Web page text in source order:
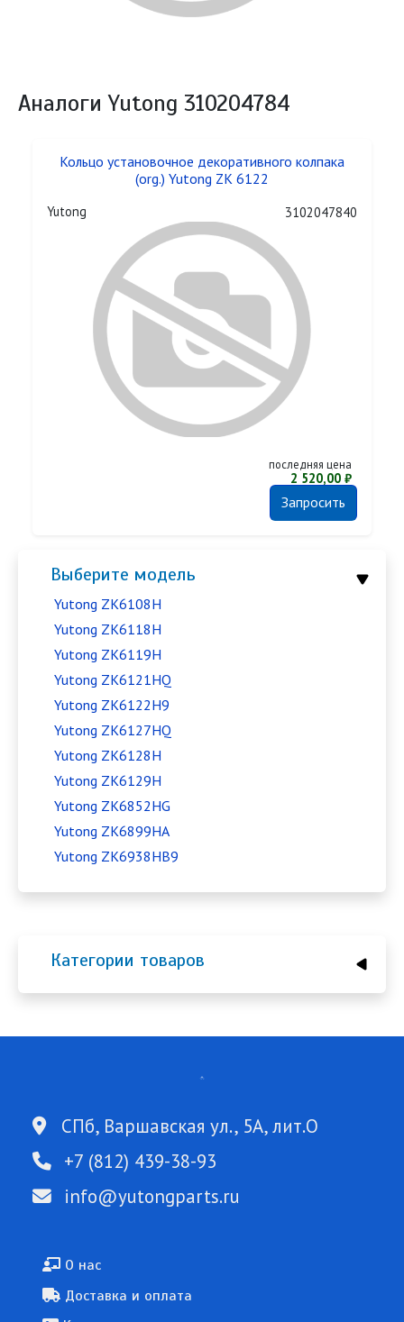
Выберите модель
Yutong ZK6108H
Yutong ZK6118H
Yutong ZK6119H
Yutong ZK6121HQ
Yutong ZK6122H9
Yutong ZK6127HQ
Yutong ZK6128H
Yutong ZK6129H
Yutong ZK6852HG
Yutong ZK6899HA
Yutong ZK6938HB9
Категории товаров
Аналоги Yutong 310204784
Кольцо установочное декоративного колпака
(org.) Yutong ZK 6122
Yutong 3102047840
последняя цена
2 520,00 ₽
Запросить
СПб, Варшавская ул., 5А, лит.О
+7 (812) 439-38-93
info@yutongparts.ru
Подвал
О нас
Доставка и оплата